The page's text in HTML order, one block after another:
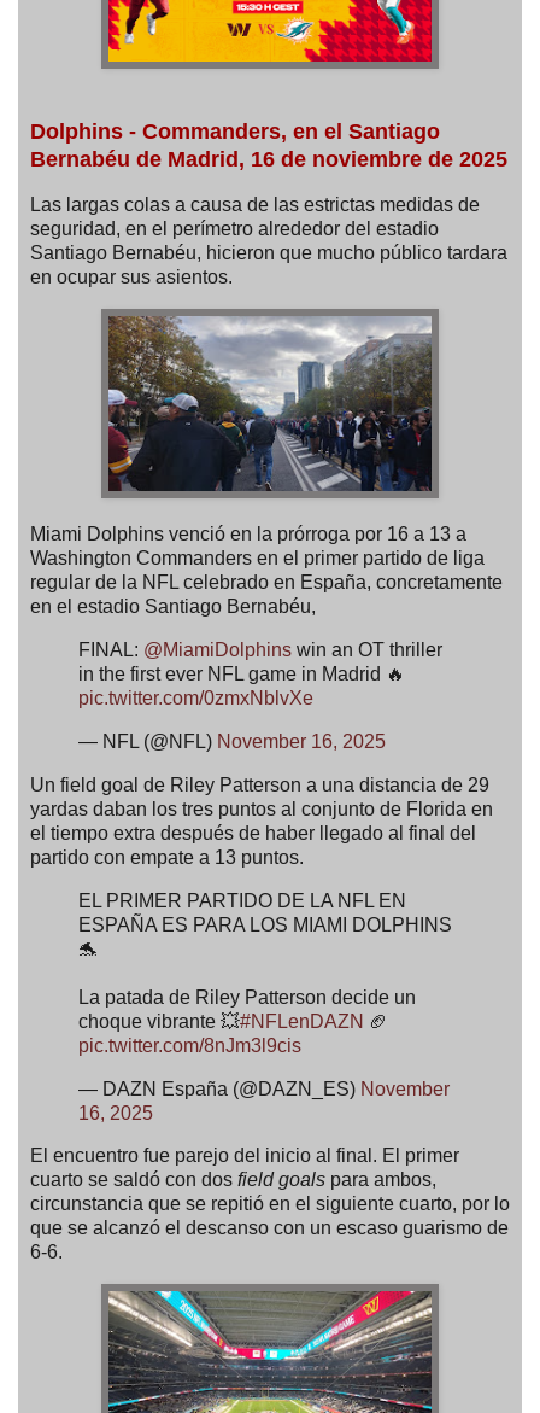
Dolphins - Commanders, en el Santiago
Bernabéu de Madrid, 16 de noviembre de 2025
Las largas colas a causa de las estrictas medidas de
seguridad, en el perímetro alrededor del estadio
Santiago Bernabéu, hicieron que mucho público tardara
en ocupar sus asientos.
Miami Dolphins venció en la prórroga por 16 a 13 a
Washington Commanders en el primer partido de liga
regular de la NFL celebrado en España, concretamente
en el estadio Santiago Bernabéu,
FINAL: @MiamiDolphins win an OT thriller
in the first ever NFL game in Madrid 🔥
pic.twitter.com/0zmxNblvXe
— NFL (@NFL) November 16, 2025
Un field goal de Riley Patterson a una distancia de 29
yardas daban los tres puntos al conjunto de Florida en
el tiempo extra después de haber llegado al final del
partido con empate a 13 puntos.
EL PRIMER PARTIDO DE LA NFL EN
ESPAÑA ES PARA LOS MIAMI DOLPHINS
🐬
La patada de Riley Patterson decide un
choque vibrante 💥#NFLenDAZN 🏈
pic.twitter.com/8nJm3l9cis
— DAZN España (@DAZN_ES) November
16, 2025
El encuentro fue parejo del inicio al final. El primer
cuarto se saldó con dos field goals para ambos,
circunstancia que se repitió en el siguiente cuarto, por lo
que se alcanzó el descanso con un escaso guarismo de
6-6.